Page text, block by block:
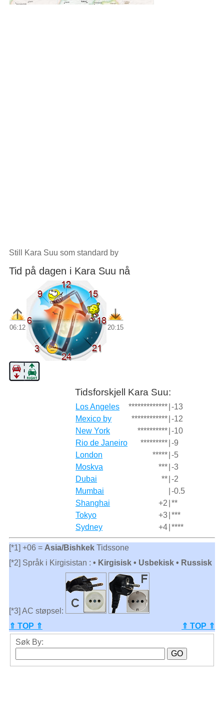
Still Kara Suu som standard by
Tid på dagen i Kara Suu nå
06:12 20:15
Tidsforskjell Kara Suu:
Los Angeles ************* -13
Mexico by
************ -12
New York
********** -10
Rio de Janeiro
********* -9
London
***** -5
Moskva
*** -3
Dubai
** -2
Mumbai
-0.5
Shanghai
+2 **
Tokyo
+3 ***
Sydney
+4 ****
[*1] +06 = Asia/BishkekTidssone
[*2] Språk i Kirgisistan : • Kirgisisk • Usbekisk • Russisk
[*3] AC støpsel:
⇑ TOP ⇑
⇑ TOP ⇑
Søk By: